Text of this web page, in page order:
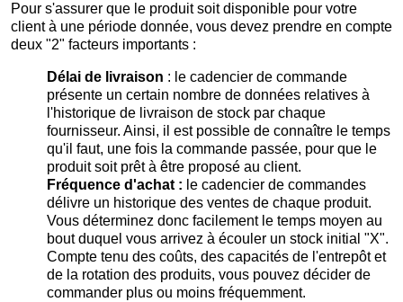
Pour s'assurer que le produit soit disponible pour votre
client à une période donnée, vous devez prendre en compte
deux "2" facteurs importants :
Délai de livraison : le cadencier de commande
présente un certain nombre de données relatives à
l'historique de livraison de stock par chaque
fournisseur. Ainsi, il est possible de connaître le temps
qu'il faut, une fois la commande passée, pour que le
produit soit prêt à être proposé au client.
Fréquence d'achat : le cadencier de commandes
délivre un historique des ventes de chaque produit.
Vous déterminez donc facilement le temps moyen au
bout duquel vous arrivez à écouler un stock initial "X".
Compte tenu des coûts, des capacités de l'entrepôt et
de la rotation des produits, vous pouvez décider de
commander plus ou moins fréquemment.